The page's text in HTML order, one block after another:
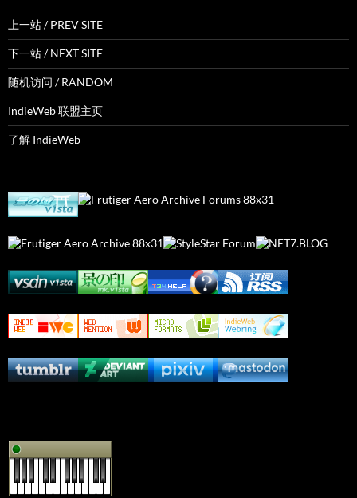
上一站 / PREV SITE
下一站 / NEXT SITE
随机访问 / RANDOM
IndieWeb 联盟主页
了解 IndieWeb